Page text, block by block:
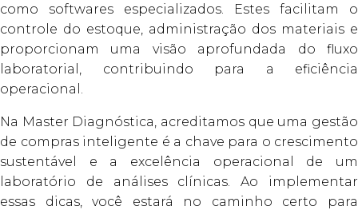
como softwares especializados. Estes facilitam o
controle do estoque, administração dos materiais e
proporcionam uma visão aprofundada do fluxo
laboratorial, contribuindo para a eficiência
operacional.
Na Master Diagnóstica, acreditamos que uma gestão
de compras inteligente é a chave para o crescimento
sustentável e a excelência operacional de um
laboratório de análises clínicas. Ao implementar
essas dicas, você estará no caminho certo para